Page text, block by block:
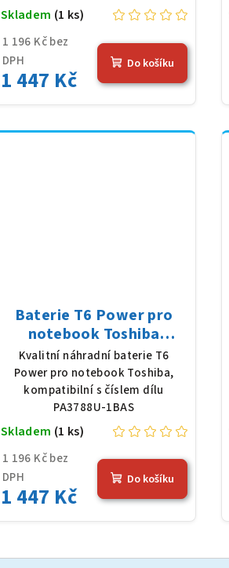
1 196 Kč bez
DPH
1 447 Kč
Skladem (1 ks)
Do košíku
Baterie T6 Power pro
notebook Toshiba
PA3788U-1BAS, Li-Ion,
10,8 V, 5200 mAh (56 Wh),
černá
Kvalitní náhradní baterie T6
Power pro notebook Toshiba,
kompatibilní s číslem dílu
PA3788U-1BAS
1 196 Kč bez
DPH
1 447 Kč
Skladem (1 ks)
Do košíku